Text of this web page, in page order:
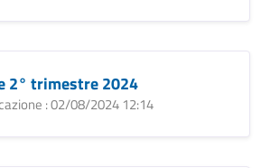
2° trimestre 2024
: 02/08/2024 12:14